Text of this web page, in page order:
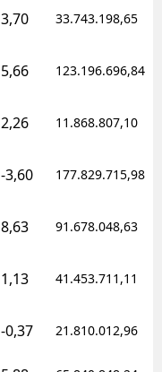
3,70 33.743.198,65
5,66 123.196.696,84
2,26 11.868.807,10
-3,60 177.829.715,98
8,63 91.678.048,63
1,13 41.453.711,11
-0,37 21.810.012,96